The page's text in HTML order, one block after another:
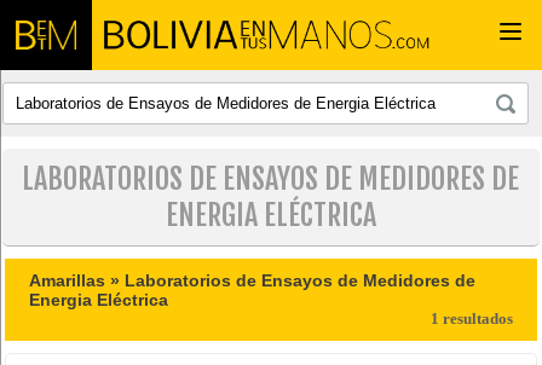
LABORATORIOS DE ENSAYOS DE MEDIDORES DE
ENERGIA ELÉCTRICA
Amarillas » Laboratorios de Ensayos de Medidores de
Energia Eléctrica
1 resultados